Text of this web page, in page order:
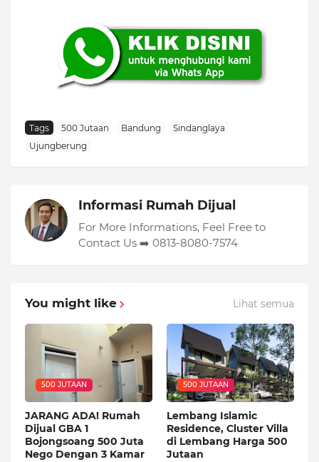
Tags 500 Jutaan Bandung
Sindanglaya
Ujungberung
Informasi Rumah Dijual
For More Informations, Feel Free to
Contact Us ➡️ 0813-8080-7574
You might like Lihat semua
500 JUTAAN
JARANG ADA! Rumah
Dijual GBA 1
Bojongsoang 500 Juta
Nego Dengan 3 Kamar
500 JUTAAN
Lembang Islamic
Residence, Cluster Villa
di Lembang Harga 500
Jutaan